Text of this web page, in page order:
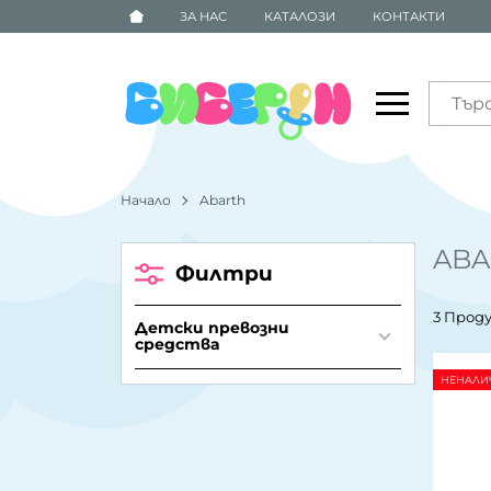
ЗА НАС КАТАЛОЗИ КОНТАКТИ
Начало Abarth
3
Филтри
Детски превозни
средства